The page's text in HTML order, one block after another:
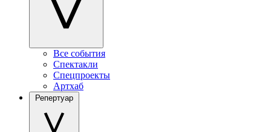
Все события
Спектакли
Спецпроекты
Артхаб
Репертуар